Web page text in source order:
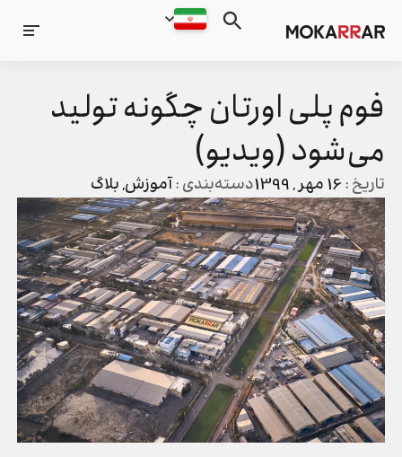
فوم پلی اورتان چگونه تولید
می‌شود (ویدیو)
تاریخ :16 مهر , 1399 دسته‌بندی :آموزش,بلاگ